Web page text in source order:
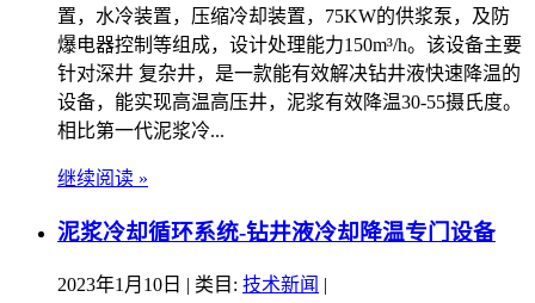
置，水冷装置，压缩冷却装置，75KW的供浆泵，及防
爆电器控制等组成，设计处理能力150m³/h。该设备主要
针对深井 复杂井，是一款能有效解决钻井液快速降温的
设备，能实现高温高压井，泥浆有效降温30-55摄氏度。
相比第一代泥浆冷...
继续阅读 »
泥浆冷却循环系统-钻井液冷却降温专门设备
2023年1月10日 | 类目: 技术新闻 |